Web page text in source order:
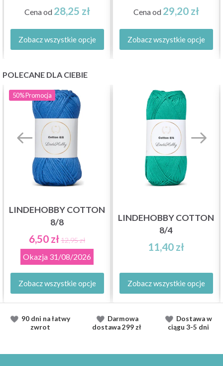
8.00 MM)
Cena od 28,25 zł
Zobacz wszystkie opcje
8.00 MM)
Cena od 29,20 zł
Zobacz wszystkie opcje
POLECANE DLA CIEBIE
50%Promocja
LINDEHOBBY COTTON
8/8
6,50 zł12,95 zł
Okazja 31/08/2026
Zobacz wszystkie opcje
LINDEHOBBY COTTON
8/4
11,40 zł
Zobacz wszystkie opcje
90 dni na łatwy
zwrot
Darmowa
dostawa299 zł
Dostawaw
ciągu 3-5 dni